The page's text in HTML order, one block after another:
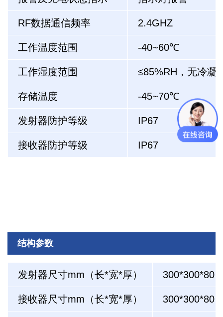
RF数据通信频率 2.4GHZ
工作温度范围 -40~60℃
工作湿度范围 ≤85%RH，无冷凝
存储温度 -45~70℃
发射器防护等级 IP67
接收器防护等级 IP67
结构参数
发射器尺寸mm（长*宽*厚） 300*300*80
接收器尺寸mm（长*宽*厚） 300*300*80